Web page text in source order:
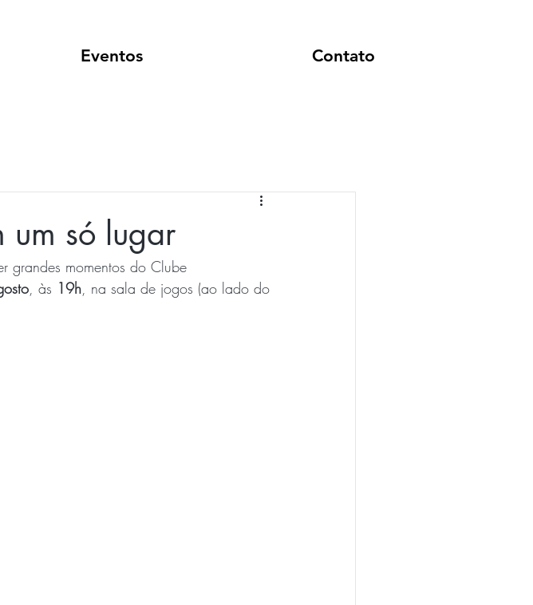
Eventos Contato
um só lugar
grandes momentos do Clube
, às 19h, na sala de jogos (ao lado do